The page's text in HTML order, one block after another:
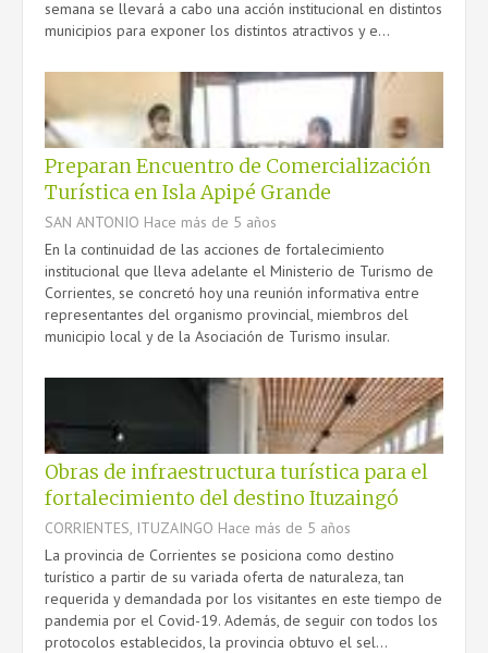
semana se llevará a cabo una acción institucional en distintos
municipios para exponer los distintos atractivos y e...
Preparan Encuentro de Comercialización
Turística en Isla Apipé Grande
SAN ANTONIO Hace más de 5 años
En la continuidad de las acciones de fortalecimiento
institucional que lleva adelante el Ministerio de Turismo de
Corrientes, se concretó hoy una reunión informativa entre
representantes del organismo provincial, miembros del
municipio local y de la Asociación de Turismo insular.
Obras de infraestructura turística para el
fortalecimiento del destino Ituzaingó
CORRIENTES, ITUZAINGO Hace más de 5 años
La provincia de Corrientes se posiciona como destino
turístico a partir de su variada oferta de naturaleza, tan
requerida y demandada por los visitantes en este tiempo de
pandemia por el Covid-19. Además, de seguir con todos los
protocolos establecidos, la provincia obtuvo el sel...